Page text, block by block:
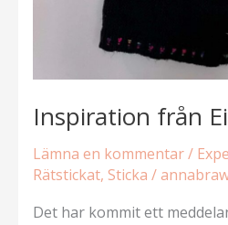
Inspiration från
Lämna en kommentar/
Rätstickat, Sticka /
Det har kommit ett